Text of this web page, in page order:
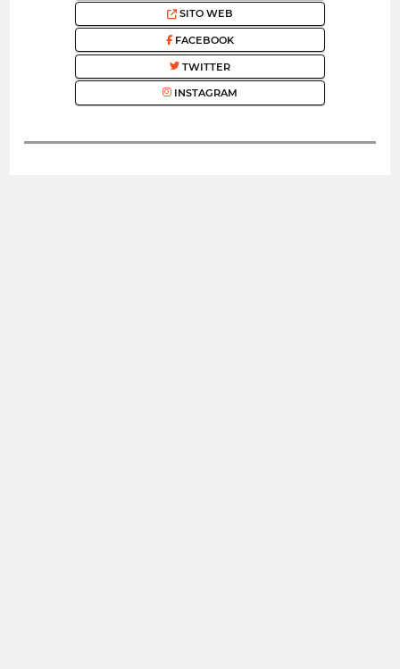
SITO WEB
FACEBOOK
TWITTER
INSTAGRAM